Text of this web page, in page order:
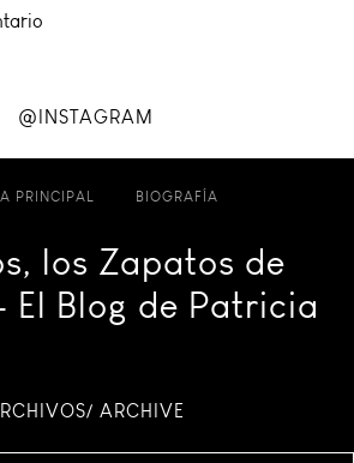
@INSTAGRAM
PRINCIPAL BIOGRAFÍA
los Zapatos de
Blog de Patricia
ARCHIVE